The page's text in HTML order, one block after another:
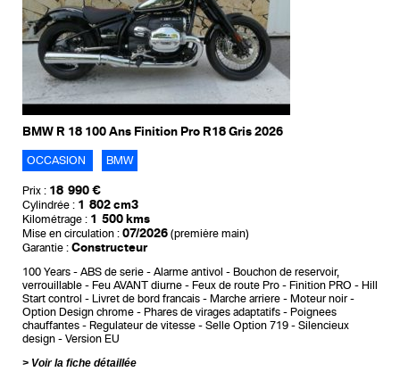
BMW R 18 100 Ans Finition Pro R18 Gris 2026
OCCASION BMW
Prix : 18 990 €
Cylindrée : 1 802 cm3
Kilométrage : 1 500 kms
Mise en circulation : 07/2026 (première main)
Garantie : Constructeur
100 Years ABS de serie Alarme antivol
Bouchon de reservoir,
verrouillable
Feu AVANT diurne Feux de route Pro Finition PRO
Hill
Start control
Livret de bord francais Marche arriere
Moteur noir
Option Design chrome
Phares de virages adaptatifs
Poignees
chauffantes
Regulateur de vitesse Selle Option 719
Silencieux
design
Version EU
Voir la fiche détaillée